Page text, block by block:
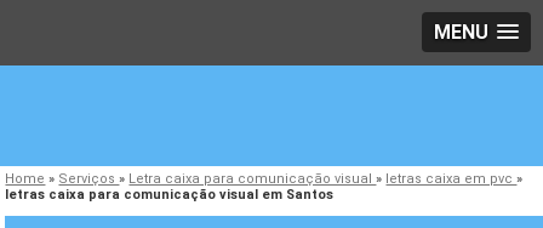
MENU
Home » Serviços» Letra caixa para comunicação visual» letras caixa em pvc»
letras caixa para comunicação visual em Santos